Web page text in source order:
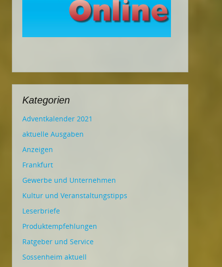
Kategorien
Adventkalender 2021
aktuelle Ausgaben
Anzeigen
Frankfurt
Gewerbe und Unternehmen
Kultur und Veranstaltungstipps
Leserbriefe
Produktempfehlungen
Ratgeber und Service
Sossenheim aktuell